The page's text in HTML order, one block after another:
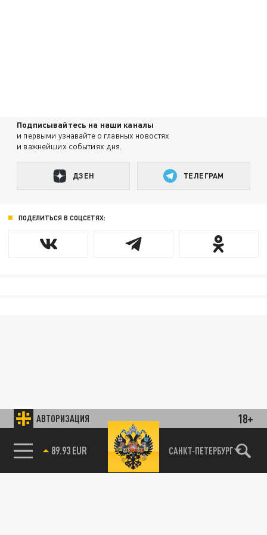
АВТОРИЗАЦИЯ 18+
89.93 EUR САНКТ-ПЕТЕРБУРГ
Подписывайтесь на наши каналы
и первыми узнавайте о главных новостях
и важнейших событиях дня.
ДЗЕН ТЕЛЕГРАМ
ПОДЕЛИТЬСЯ В СОЦСЕТЯХ: